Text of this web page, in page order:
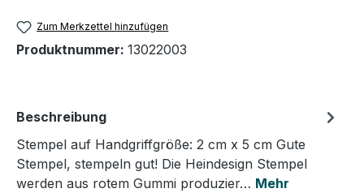
Zum Merkzettel hinzufügen
Produktnummer: 13022003
Beschreibung
Stempel auf Handgriffgröße: 2 cm x 5 cm Gute
Stempel, stempeln gut! Die Heindesign Stempel
werden aus rotem Gummi produzier… Mehr